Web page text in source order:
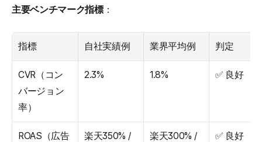
主要ベンチマーク指標：
指標 自社実績例 業界平均例 判定
CVR（コン
バージョン
率）
2.3% 1.8% ✅ 良好
ROAS（広告
楽天350% /
楽天300% /
✅ 良好